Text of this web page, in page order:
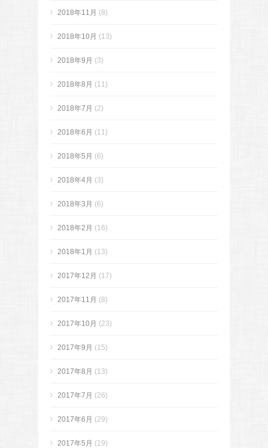
2018年11月 (8)
2018年10月 (13)
2018年9月 (3)
2018年8月 (11)
2018年7月 (2)
2018年6月 (11)
2018年5月 (6)
2018年4月 (3)
2018年3月 (6)
2018年2月 (16)
2018年1月 (13)
2017年12月 (17)
2017年11月 (8)
2017年10月 (23)
2017年9月 (15)
2017年8月 (13)
2017年7月 (26)
2017年6月 (29)
2017年5月 (19)